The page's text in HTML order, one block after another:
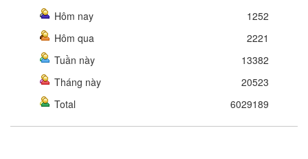
Hôm nay
1252
Hôm qua
2221
Tuần này
13382
Tháng này
20523
Total
6029189